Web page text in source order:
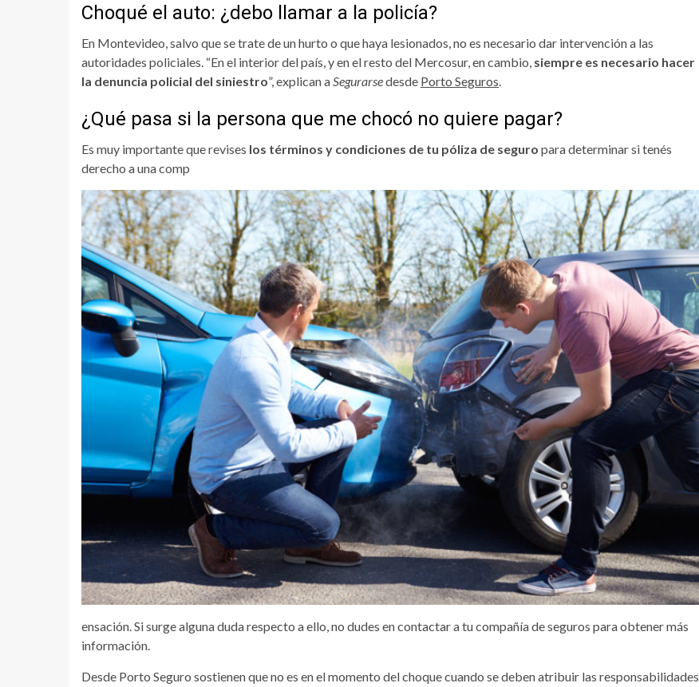
Choqué el auto: ¿debo llamar a la policía?
En Montevideo, salvo que se trate de un hurto o que haya lesionados, no es necesario dar intervención a las
autoridades policiales. “En el interior del país, y en el resto del Mercosur, en cambio, siempre es necesario hacer
la denuncia policial del siniestro”, explican aSegurarsedesde Porto Seguros.
¿Qué pasa si la persona que me chocó no quiere pagar?
Es muy importante que revises los términos y condiciones de tu póliza de seguro para determinar si tenés
derecho a una comp
ensación. Si surge alguna duda respecto a ello, no dudes en contactar a tu compañía de seguros para obtener más
información.
Desde Porto Seguro sostienen que no es en el momento del choque cuando se deben atribuir las responsabilidades.